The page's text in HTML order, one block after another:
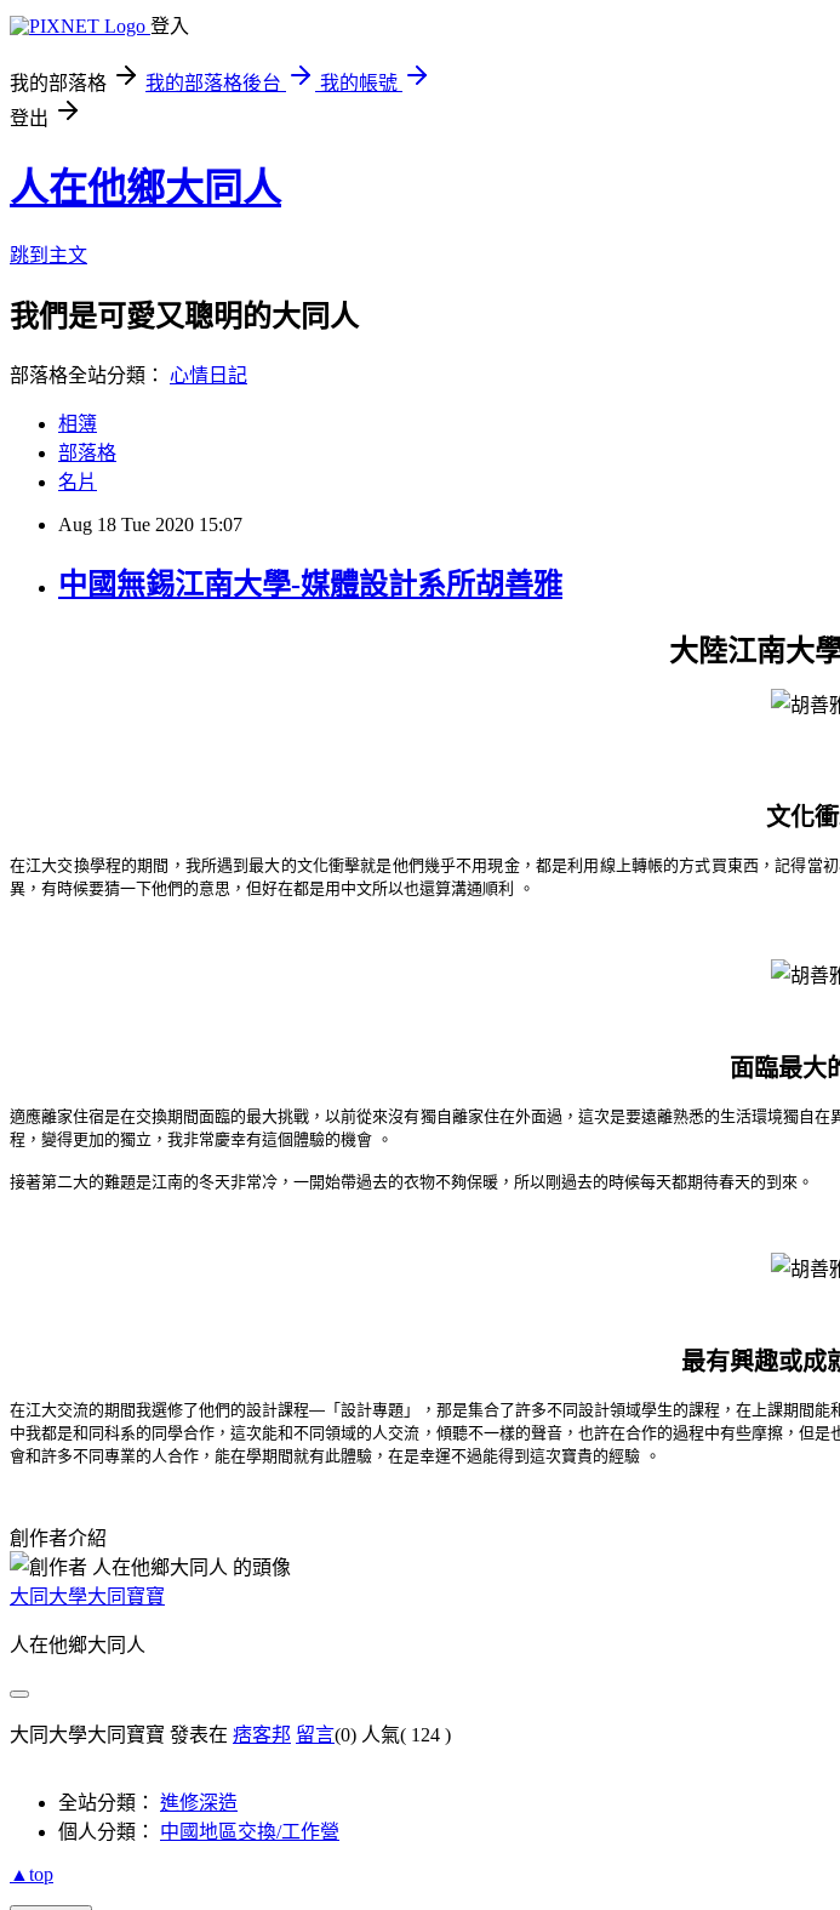
登入
我的部落格 我的部落格後台
我的帳號
登出
人在他鄉大同人
跳到主文
我們是可愛又聰明的大同人
部落格全站分類： 心情日記
相簿
部落格
名片
Aug 18 Tue 2020 15:07
中國無錫江南大學-媒體設計系所胡善雅
大陸江南大
文化
在江大交換學程的期間，我所遇到最大的文化衝擊就是他們幾乎不用現金，都是利用線上轉帳的方式買東西，記得
異，有時候要猜一下他們的意思，但好在都是用中文所以也還算溝通順利 。
面臨最大
適應離家住宿是在交換期間面臨的最大挑戰，以前從來沒有獨自離家住在外面過，這次是要遠離熟悉的生活環境獨自
程，變得更加的獨立，我非常慶幸有這個體驗的機會 。
接著第二大的難題是江南的冬天非常冷，一開始帶過去的衣物不夠保暖，所以剛過去的時候每天都期待春天的到來。
最有興趣或成
在江大交流的期間我選修了他們的設計課程—「設計專題」，那是集合了許多不同設計領域學生的課程，在上課期間
中我都是和同科系的同學合作，這次能和不同領域的人交流，傾聽不一樣的聲音，也許在合作的過程中有些摩擦，但
會和許多不同專業的人合作，能在學期間就有此體驗，在是幸運不過能得到這次寶貴的經驗 。
創作者介紹
大同大學大同寶寶
人在他鄉大同人
大同大學大同寶寶 發表在 痞客邦 留言(0) 人氣( 124 )
全站分類： 進修深造
個人分類： 中國地區交換/工作營
▲top